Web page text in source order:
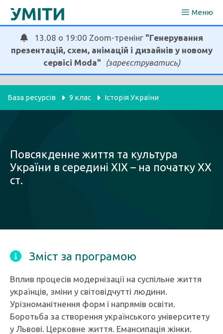
Перейти
Меню
13.08 о 19:00 Zoom-тренінг "Генерування
презентацій, схем, анімацій і дизайнів у новому
сервісі Moda"
(зареєструватись)
База ресурсів 9 клас Історія України
Повсякденне життя та культура
України в середині ХІХ – на початку ХХ
ст.
Зміст за програмою
Вплив процесів модернізації на суспільне життя
українців, зміни у світовідчутті людини.
Урізноманітнення форм і напрямів освіти.
Боротьба за створення українського університету
у Львові. Церковне життя. Емансипація жінки.